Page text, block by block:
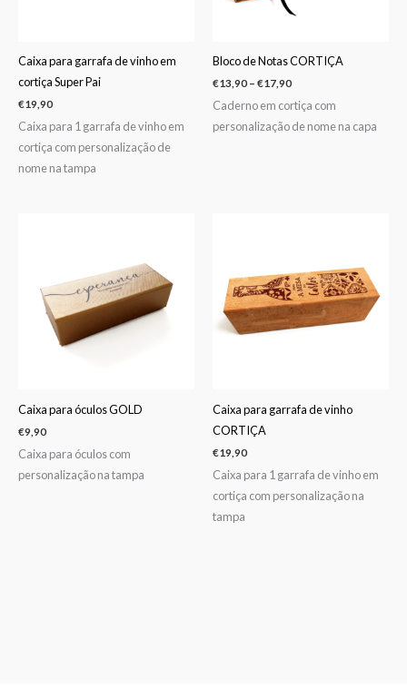
Caixa para garrafa de vinho em
cortiça Super Pai
€19,90
Caixa para 1 garrafa de vinho em
cortiça com personalização de
nome na tampa
Bloco de Notas CORTIÇA
€13,90 – €17,90
Caderno em cortiça com
personalização de nome na capa
Caixa para óculos GOLD
€9,90
Caixa para óculos com
personalização na tampa
Caixa para garrafa de vinho
CORTIÇA
€19,90
Caixa para 1 garrafa de vinho em
cortiça com personalização na
tampa